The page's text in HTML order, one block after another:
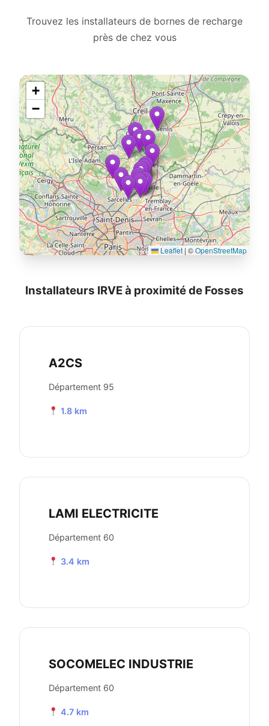
Trouvez les installateurs de bornes de recharge
près de chez vous
+
−
Leaflet | ©OpenStreetMap
Installateurs IRVE à proximité de Fosses
A2CS
Département 95
1.8 km
LAMI ELECTRICITE
Département 60
3.4 km
SOCOMELEC INDUSTRIE
Département 60
4.7 km